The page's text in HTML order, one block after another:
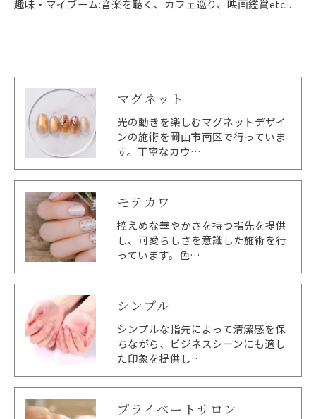
趣味・マイブーム:音楽を聴く、カフェ巡り、映画鑑賞etc...
マグネット
光の動きを楽しむマグネットデザイ
ンの施術を岡山市南区で行っていま
す。丁寧なカウ…
モテカワ
控えめな華やかさを持つ指先を提供
し、可愛らしさを意識した施術を行
っています。色…
シンプル
シンプルな指先によって清潔感を保
ちながら、ビジネスシーンにも適し
た印象を提供し…
プライベートサロン
ご予約はこちら